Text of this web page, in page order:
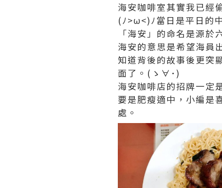
海安咖啡室其實我已經
(ﾉ>ω<)ﾉ當日是平日的
「海安」的命名是源
海安的意思是希望海員
知道背後的故事後更突
面了。(ゝ∀･)
海安咖啡店的招牌一定
要是肥瘦適中，小編是
處。